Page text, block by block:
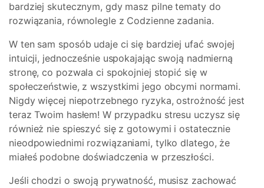
bardziej skutecznym, gdy masz pilne tematy do
rozwiązania, równolegle z Codzienne zadania.
W ten sam sposób udaje ci się bardziej ufać swojej
intuicji, jednocześnie uspokajając swoją nadmierną
stronę, co pozwala ci spokojniej stopić się w
społeczeństwie, z wszystkimi jego obcymi normami.
Nigdy więcej niepotrzebnego ryzyka, ostrożność jest
teraz Twoim hasłem! W przypadku stresu uczysz się
również nie spieszyć się z gotowymi i ostatecznie
nieodpowiednimi rozwiązaniami, tylko dlatego, że
miałeś podobne doświadczenia w przeszłości.
Jeśli chodzi o swoją prywatność, musisz zachować